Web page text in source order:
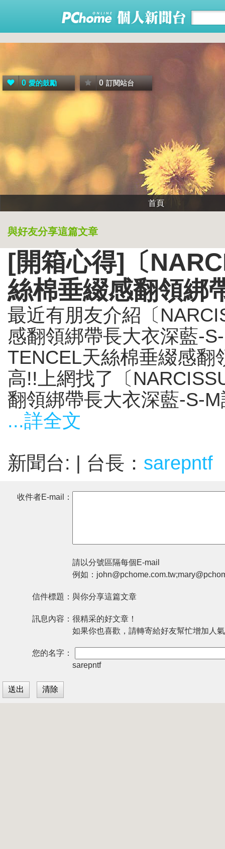
0 愛的鼓勵 0 訂閱站台
首頁
與好友分享這篇文章
[開箱心得]〔
絲棉垂綴感翻領綁
最近有朋友介紹〔
感翻領綁帶長大衣深藍-
TENCEL天絲棉垂綴感翻
高!!上網找了〔
翻領綁帶長大衣深藍-S-
...詳全文
新聞台: | 台長： sarepntf
收件者E-mail：
請以分號區隔每個E-mail
例如：
信件標題： 與你分享這篇文章
訊息內容： 很精采的好文章！
如果你也喜歡，請轉寄給好友幫忙增加人
您的名字：
sarepntf